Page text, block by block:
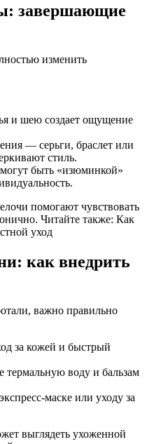
завершающие
изменить
и шею создает ощущение
— серьги, браслет или
стиль.
быть «изюминкой»
помогают чувствовать
Читайте также: Как
уход
как внедрить
важно правильно
за кожей и быстрый
термальную воду и бальзам
маске или уходу за
выглядеть ухоженной